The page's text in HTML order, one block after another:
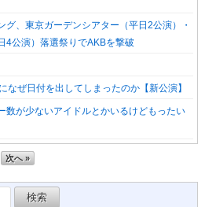
グ、東京ガーデンシアター（平日2公演）・
4公演）落選祭りでAKBを撃破
なぜ日付を出してしまったのか【新公演】
数が少ないアイドルとかいるけどもったい
次へ »